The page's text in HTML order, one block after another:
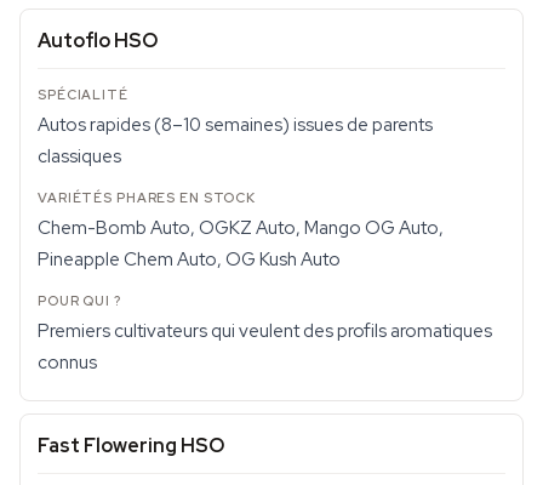
Autoflo HSO
Autos rapides (8–10 semaines) issues de parents
classiques
Chem-Bomb Auto, OGKZ Auto, Mango OG Auto,
Pineapple Chem Auto, OG Kush Auto
Premiers cultivateurs qui veulent des profils aromatiques
connus
Fast Flowering HSO